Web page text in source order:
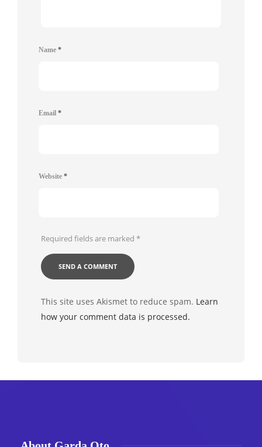
Name *
Email *
Website *
Required fields are marked *
This site uses Akismet to reduce spam. Learn
how your comment data is processed.